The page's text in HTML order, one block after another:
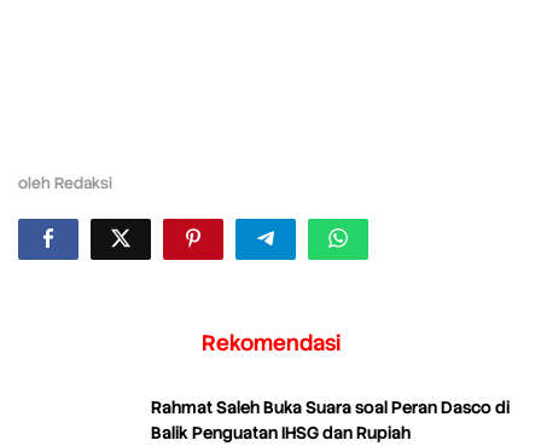
oleh Redaksi
Rekomendasi
Rahmat Saleh Buka Suara soal Peran Dasco di
Balik Penguatan IHSG dan Rupiah